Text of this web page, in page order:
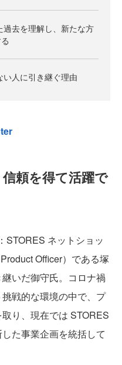
過去を理解し、新たな方
い人に引き継ぐ理由
頼を得て活躍で
ネットショッ
Officer）である塚
いだ御守氏。コロナ禍
戦的な環境の中で、プ
り、現在では STORES
た事業企画を統括して